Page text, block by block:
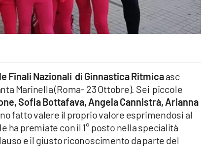
Finali Nazionali di Ginnastica Ritmicaasc
Marinella (Roma- 23 Ottobre). Sei piccole
Sofia Bottafava, Angela Cannistrà, Arianna
fatto valere il proprio valore esprimendosi al
ha premiate con il 1° posto nella specialità
e il giusto riconoscimento da parte del